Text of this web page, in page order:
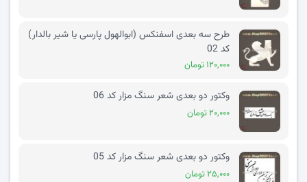
طرح سه بعدی اسفنکس (ابوالهول پارسی یا شیر بالدار)
کد 02
۱۲۰,۰۰۰ تومان
وکتور دو بعدی شعر سنگ مزار کد 06
۲۰,۰۰۰ تومان
وکتور دو بعدی شعر سنگ مزار کد 05
۲۵,۰۰۰ تومان